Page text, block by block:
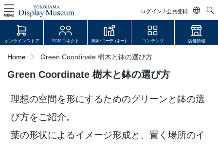
ログイン / 会員登録
日本語
MENU
オンラインストア
オンラインストア YDMコネクト 事例・コーディネート コンテンツ 店舗情報
Home Green Coordinate 樹木と鉢の選び方
Green Coordinate 樹木と鉢の選び方
理想の空間を形にするためのグリーンと鉢の選
び方をご紹介。
葉の形状によるイメージ形成と、置く場所のイ